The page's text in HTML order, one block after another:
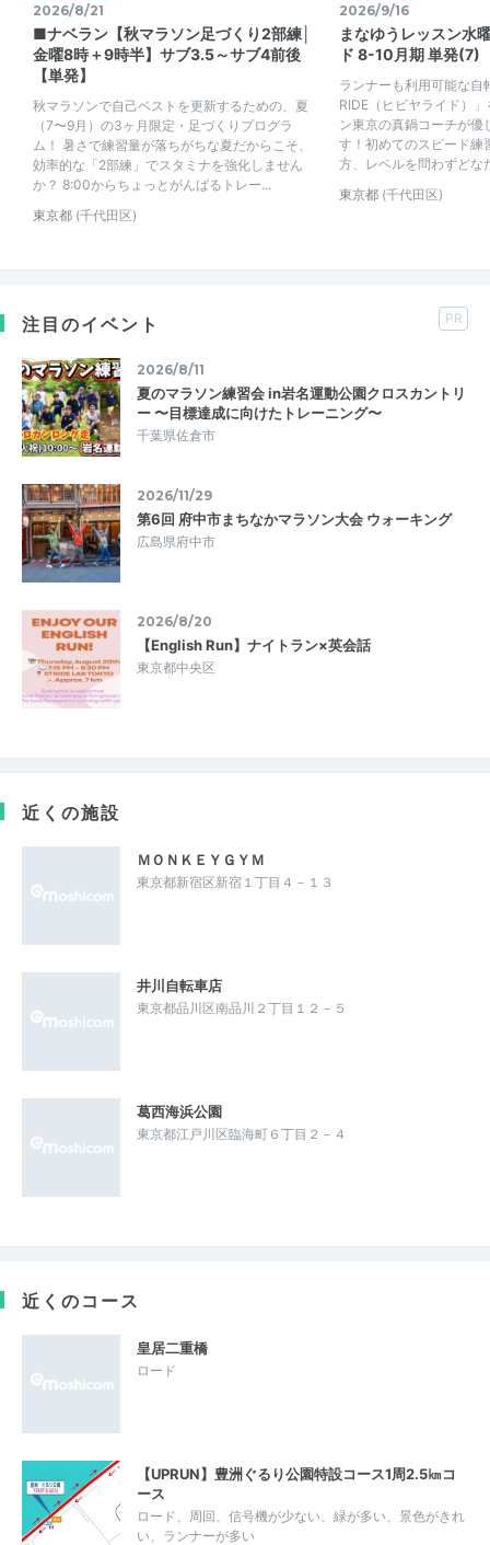
2026/8/21
■ナベラン【秋マラソン足づくり2部練│
金曜8時＋9時半】サブ3.5～サブ4前後
【単発】
秋マラソンで自己ベストを更新するための、夏
（7〜9月）の3ヶ月限定・足づくりプログラ
ム！ 暑さで練習量が落ちがちな夏だからこそ、
効率的な「2部練」でスタミナを強化しません
か？ 8:00からちょっとがんばるトレー...
東京都 (千代田区)
2026/9/16
まなゆうレッスン水
ド 8-10月期 単発(7)
ランナーも利用可能な自
RIDE（ヒビヤライド）
ン東京の真鍋コーチが優
す！初めてのスピード練
方、レベルを問わずどな
東京都 (千代田区)
注目のイベント PR
2026/8/11
夏のマラソン練習会 in岩名運動公園クロスカントリ
ー 〜目標達成に向けたトレーニング〜
千葉県佐倉市
2026/11/29
第6回 府中市まちなかマラソン大会 ウォーキング
広島県府中市
2026/8/20
【English Run】ナイトラン×英会話
東京都中央区
近くの施設
ＭＯＮＫＥＹＧＹＭ
東京都新宿区新宿１丁目４－１３
井川自転車店
東京都品川区南品川２丁目１２－５
葛西海浜公園
東京都江戸川区臨海町６丁目２－４
近くのコース
皇居二重橋
ロード
【UPRUN】豊洲ぐるり公園特設コース1周2.5㎞コ
ース
ロード、周回、信号機が少ない、緑が多い、景色がきれ
い、ランナーが多い